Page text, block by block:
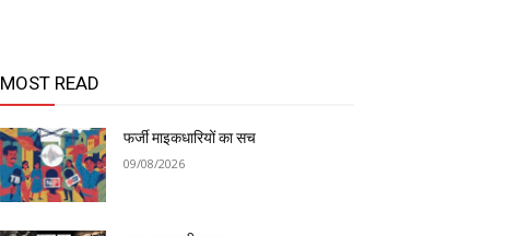
MOST READ
फर्जी माइकधारियों का सच
09/08/2026